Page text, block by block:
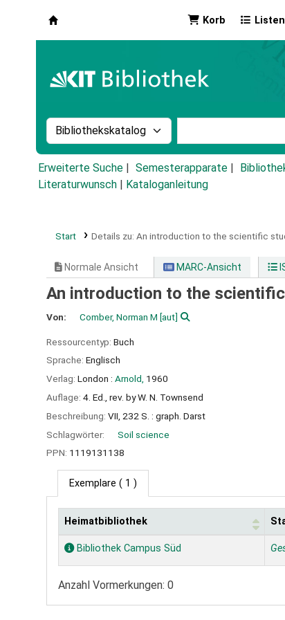
Korb Listen
Suche im Katalog nach:
Erweiterte Suche Semesterapparate
Literaturwunsch
Kataloganleitung
Start Details zu: An introduction to the scientific
Normale Ansicht MARC-Ansicht
An introduction to the
Von: Comber, Norman M [aut]
Ressourcentyp: Buch
Sprache: Englisch
Verlag: London : Arnold, 1960
Auflage: 4. Ed., rev. by W. N. Townsend
Beschreibung: VII, 232 S. : graph. Darst
Schlagwörter:
Soil science
PPN: 1119131138
Exemplare ( 1 )
Exemplare
Heimatbibliothek
Bibliothek Campus Süd
Anzahl Vormerkungen: 0